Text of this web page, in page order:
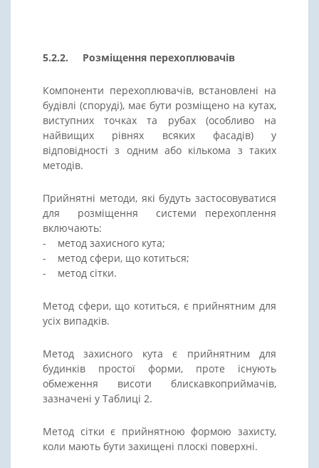
5.2.2. Розміщення перехоплювачів
Компоненти перехоплювачів, встановлені на
будівлі (споруді), має бути розміщено на кутах,
виступних точках та рубах (особливо на
найвищих рівнях всяких фасадів) у
відповідності з одним або кількома з таких
методів.
Прийнятні методи, які будуть застосовуватися
для розміщення системи перехоплення
включають:
- метод захисного кута;
- метод сфери, що котиться;
- метод сітки.
Метод сфери, що котиться, є прийнятним для
усіх випадків.
Метод захисного кута є прийнятним для
будинків простої форми, проте існують
обмеження висоти блискавкоприймачів,
зазначені у Таблиці 2.
Метод сітки є прийнятною формою захисту,
коли мають бути захищені плоскі поверхні.